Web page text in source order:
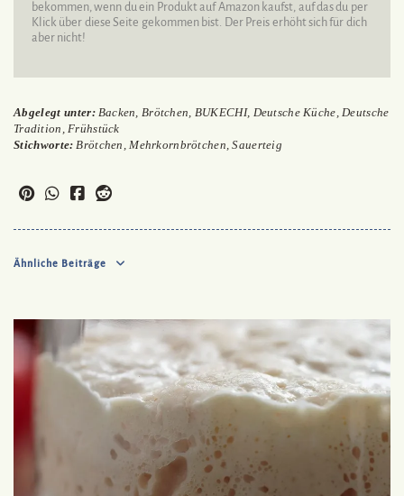
bekommen, wenn du ein Produkt auf Amazon kaufst, auf das du per
Klick über diese Seite gekommen bist. Der Preis erhöht sich für dich
aber nicht!
Abgelegt unter: Backen,Brötchen, BUKECHI, Deutsche Küche,Deutsche
Tradition ,Frühstück
Stichworte: Brötchen ,Mehrkornbrötchen,Sauerteig
Ähnliche Beiträge